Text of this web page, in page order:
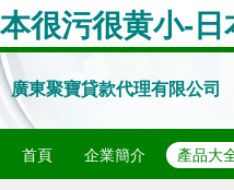
本很污很黄小-日
廣東聚寶貸款代理有限公司
首頁 企業簡介 產品大